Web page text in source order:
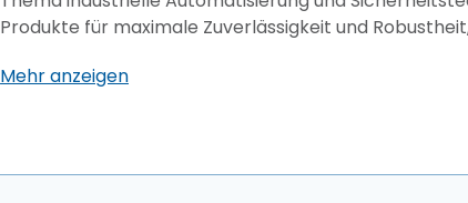
Produkte für maximale Zuverlässigkeit und
Mehr anzeigen